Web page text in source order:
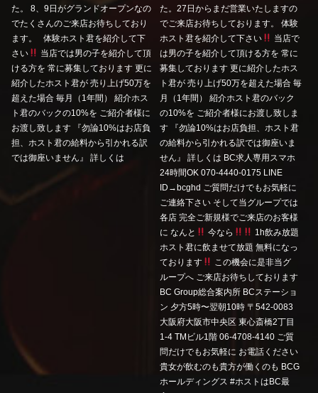
た。 8、9日がグランドオープンなの
でたくさんのご来店お待ちしており
ます。 体験ホスト君を紹介して下
さい
当店では男の子を紹介して頂
ける方を 常に募集しております 更に
紹介したホスト君が 売り上げ50万を
超えた場合 毎月（1年間） 紹介ホス
ト君のバックの10%を ご紹介者様に
お渡し致します 『勿論10%はお店負
担、ホスト君の給料から引かれる訳
では御座いません』 詳しくは
た。27日からまだ営業いたしますの
でご来店お待ちしております。 体験
ホスト君を紹介して下さい
当店で
は男の子を紹介して頂ける方を 常に
募集しております 更に紹介したホス
ト君が 売り上げ50万を超えた場合 毎
月（1年間） 紹介ホスト君のバック
の10%を ご紹介者様にお渡し致しま
す 『勿論10%はお店負担、ホスト君
の給料から引かれる訳では御座いま
せん』 詳しくは BC求人専用スマホ
24時間OK 070-4440-0175 LINE
ID→bcghd ご質問だけでもお気軽に
ご連絡下さい そして当グループでは
各店 完全ご新規様でご来店のお客様
に なんと
今なら
1h飲み放題
ホスト君に飲ませて放題 無料になっ
ております
この機会に是非当グ
ループへ ご来店お待ちしております
BC Group総合案内所 BCステーショ
ン 夕方5時〜翌朝10時 〒542-0083
大阪府大阪市中央区 東心斎橋2丁目
1-4 TMビル1階 06-4708-4140 ご質
問だけでもお気軽に お電話ください
貴女が飲むのも貴方が働くのも BCG
ホールディングス #ホストはBC最